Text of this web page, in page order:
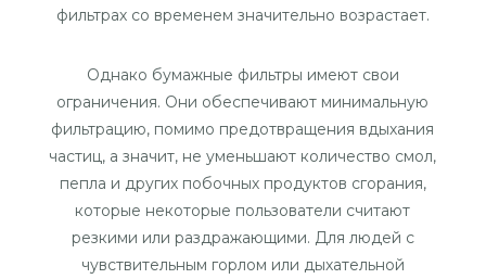
фильтрах со временем значительно возрастает.
Однако бумажные фильтры имеют свои
ограничения. Они обеспечивают минимальную
фильтрацию, помимо предотвращения вдыхания
частиц, а значит, не уменьшают количество смол,
пепла и других побочных продуктов сгорания,
которые некоторые пользователи считают
резкими или раздражающими. Для людей с
чувствительным горлом или дыхательной